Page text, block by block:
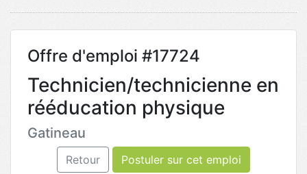
Offre d'emploi #17724
Technicien/technicienne en
rééducation physique
Gatineau
Retour Postuler sur cet emploi